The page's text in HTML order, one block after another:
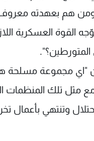
هم بعهدته معروف
القوة العسكرية
"اي مجموعة مسلحة
مثل تلك المنظمات
وتنتهي بأعمال